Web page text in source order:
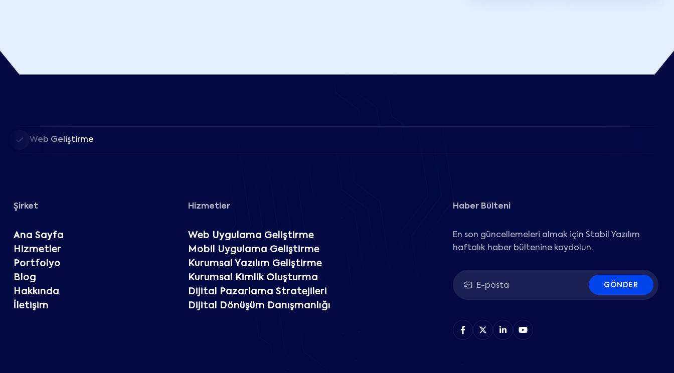
Web Geliştirme
Şirket
Ana Sayfa
Hizmetler
Portfolyo
Blog
Hakkında
İletişim
Hizmetler
Web Uygulama Geliştirme
Mobil Uygulama Geliştirme
Kurumsal Yazılım Geliştirme
Kurumsal Kimlik Oluşturma
Dijital Pazarlama Stratejileri
Dijital Dönüşüm Danışmanlığı
Haber Bülteni
En son güncellemeleri almak için Stabil Yazılım
haftalık haber bültenine kaydolun.
GÖNDER